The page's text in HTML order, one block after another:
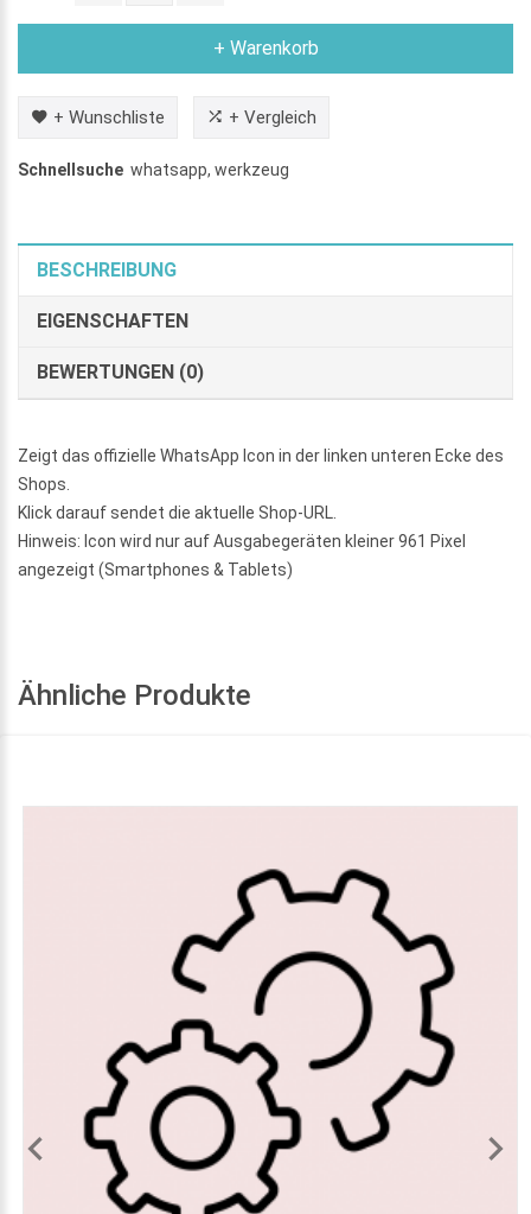
+ Warenkorb
+ Wunschliste + Vergleich
Schnellsuche whatsapp, werkzeug
BESCHREIBUNG
EIGENSCHAFTEN
BEWERTUNGEN (0)
Zeigt das offizielle WhatsApp Icon in der linken unteren Ecke des
Shops.
Klick darauf sendet die aktuelle Shop-URL.
Hinweis: Icon wird nur auf Ausgabegeräten kleiner 961 Pixel
angezeigt (Smartphones & Tablets)
Ähnliche Produkte